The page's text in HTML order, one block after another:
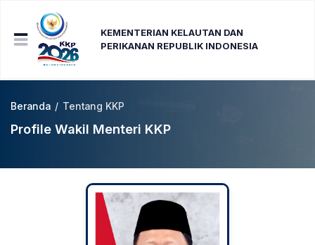
KEMENTERIAN KELAUTAN DAN
PERIKANAN REPUBLIK INDONESIA
Beranda / Tentang KKP
Profile Wakil Menteri KKP